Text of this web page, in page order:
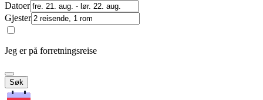
Datoer
Gjester
Jeg er på forretningsreise
Søk